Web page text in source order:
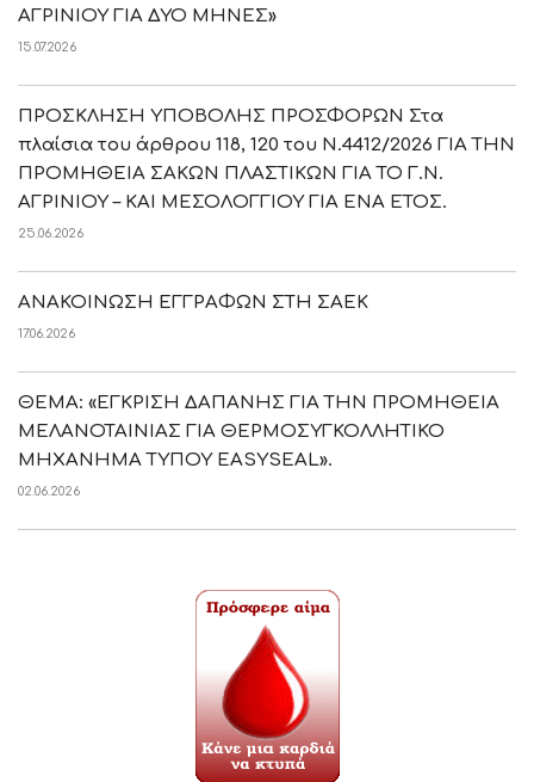
ΑΓΡΙΝΙΟΥ ΓΙΑ ΔΥΟ ΜΗΝΕΣ»
15.07.2026
ΠΡΟΣΚΛΗΣΗ ΥΠΟΒΟΛΗΣ ΠΡΟΣΦΟΡΩΝ Στα
πλαίσια του άρθρου 118, 120 του Ν.4412/2026 ΓΙΑ ΤΗΝ
ΠΡΟΜΗΘΕΙΑ ΣΑΚΩΝ ΠΛΑΣΤΙΚΩΝ ΓΙΑ ΤΟ Γ.Ν.
ΑΓΡΙΝΙΟΥ – ΚΑΙ ΜΕΣΟΛΟΓΓΙΟΥ ΓΙΑ ΕΝΑ ΕΤΟΣ.
25.06.2026
ΑΝΑΚΟΙΝΩΣΗ ΕΓΓΡΑΦΩΝ ΣΤΗ ΣΑΕΚ
17.06.2026
ΘΕΜΑ: «ΕΓΚΡΙΣΗ ΔΑΠΑΝΗΣ ΓΙΑ ΤΗΝ ΠΡΟΜΗΘΕΙΑ
ΜΕΛΑΝΟΤΑΙΝΙΑΣ ΓΙΑ ΘΕΡΜΟΣΥΓΚΟΛΛΗΤΙΚΟ
ΜΗΧΑΝΗΜΑ ΤΥΠΟΥ EASYSEAL».
02.06.2026